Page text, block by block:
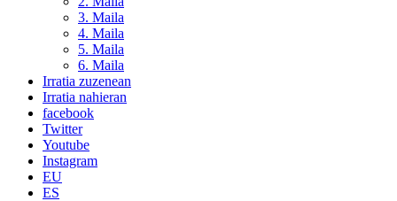
3. Maila
4. Maila
5. Maila
6. Maila
Irratia zuzenean
Irratia nahieran
facebook
Twitter
Youtube
Instagram
EU
ES